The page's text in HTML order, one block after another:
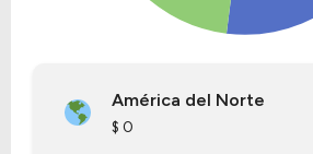
América del Norte
$ 0